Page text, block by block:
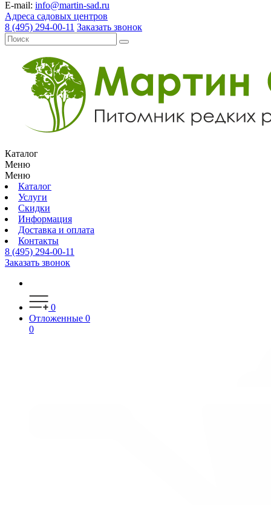
E-mail: info@martin-sad.ru
Адреса садовых центров
8 (495) 294-00-11 Заказать звонок
Каталог
Меню
Меню
Каталог
Услуги
Скидки
Информация
Доставка и оплата
Контакты
8 (495) 294-00-11
Заказать звонок
0
Отложенные 0
0